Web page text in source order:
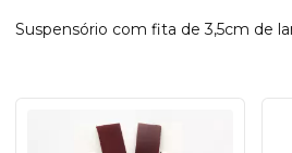
Suspensório com fita de 3,5cm de